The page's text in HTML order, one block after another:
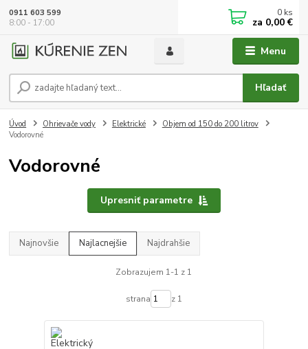
Menu
Hľadať
0911 603 599
8:00 - 17:00
0 ks
za 0,00 €
Úvod Ohrievače vody Elektrické
Objem od 150 do 200 litrov
Vodorovné
Vodorovné
Upresniť parametre
Najnovšie Najlacnejšie Najdrahšie
Zobrazujem 1-1 z 1
strana z 1